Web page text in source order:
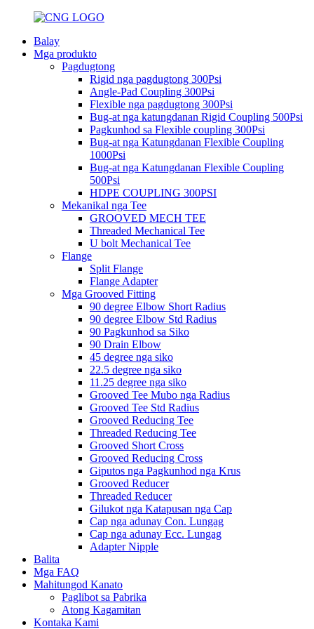
Balay
Mga produkto
Pagdugtong
Rigid nga pagdugtong 300Psi
Angle-Pad Coupling 300Psi
Flexible nga pagdugtong 300Psi
Bug-at nga katungdanan Rigid Coupling 500Psi
Pagkunhod sa Flexible coupling 300Psi
Bug-at nga Katungdanan Flexible Coupling
1000Psi
Bug-at nga Katungdanan Flexible Coupling
500Psi
HDPE COUPLING 300PSI
Mekanikal nga Tee
GROOVED MECH TEE
Threaded Mechanical Tee
U bolt Mechanical Tee
Flange
Split Flange
Flange Adapter
Mga Grooved Fitting
90 degree Elbow Short Radius
90 degree Elbow Std Radius
90 Pagkunhod sa Siko
90 Drain Elbow
45 degree nga siko
22.5 degree nga siko
11.25 degree nga siko
Grooved Tee Mubo nga Radius
Grooved Tee Std Radius
Grooved Reducing Tee
Threaded Reducing Tee
Grooved Short Cross
Grooved Reducing Cross
Giputos nga Pagkunhod nga Krus
Grooved Reducer
Threaded Reducer
Gilukot nga Katapusan nga Cap
Cap nga adunay Con. Lungag
Cap nga adunay Ecc. Lungag
Adapter Nipple
Balita
Mga FAQ
Mahitungod Kanato
Paglibot sa Pabrika
Atong Kagamitan
Kontaka Kami